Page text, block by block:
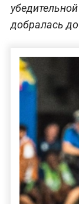
добралась